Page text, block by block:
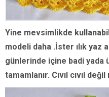
Yine mevsimlikde
modeli daha .İster ılık yaz
günlerinde içine badi yada
tamamlanır. Cıvıl cıvıl değil